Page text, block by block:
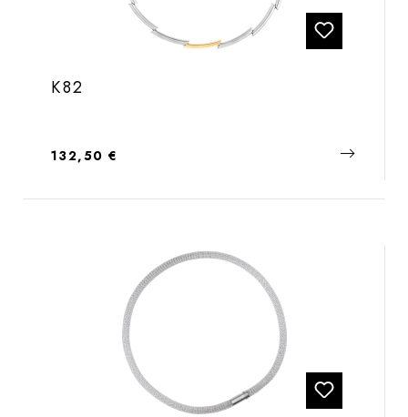
K82
Regulärer Preis:
132,50 €